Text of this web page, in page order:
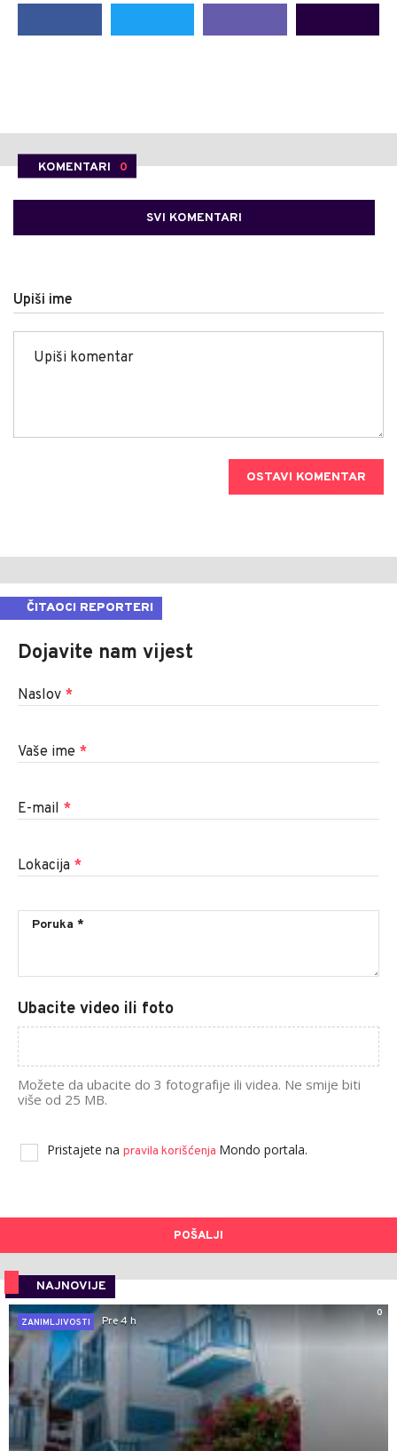
KOMENTARI 0
SVI KOMENTARI
Upiši ime
OSTAVI KOMENTAR
ČITAOCI REPORTERI
Dojavite nam vijest
Naslov *
Vaše ime *
E-mail *
Lokacija *
Ubacite video ili foto
Možete da ubacite do 3 fotografije ili videa. Ne smije biti
više od 25 MB.
Pristajete na pravila korišćenja Mondo portala.
POŠALJI
NAJNOVIJE
0
ZANIMLJIVOSTI
Pre 4 h